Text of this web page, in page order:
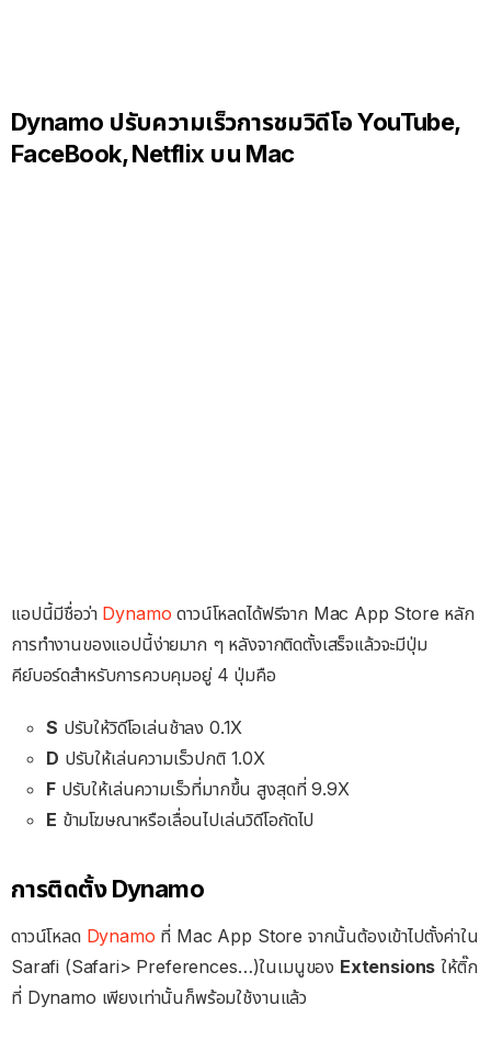
Dynamo ปรับความเร็วการชมวิดีโอ YouTube,
FaceBook, Netflix บน Mac
แอปนี้มีชื่อว่า Dynamo ดาวน์โหลดได้ฟรีจาก Mac App Store หลัก
การทำงานของแอปนี้ง่ายมาก ๆ หลังจากติดตั้งเสร็จแล้วจะมีปุ่ม
คีย์บอร์ดสำหรับการควบคุมอยู่ 4 ปุ่มคือ
S ปรับให้วิดีโอเล่นช้าลง 0.1X
D ปรับให้เล่นความเร็วปกติ 1.0X
Fปรับให้เล่นความเร็วที่มากขึ้น สูงสุดที่ 9.9X
E ข้ามโฆษณาหรือเลื่อนไปเล่นวิดีโอถัดไป
การติดตั้ง Dynamo
ดาวน์โหลด Dynamo ที่ Mac App Store จากนั้นต้องเข้าไปตั้งค่าใน
Sarafi (Safari> Preferences…)ในเมนูของ Extensions ให้ติ๊ก
ที่ Dynamo เพียงเท่านั้นก็พร้อมใช้งานแล้ว